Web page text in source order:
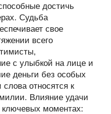
достичь
Судьба
свое
всего
с улыбкой на лице и
деньги без особых
относятся к
Влияние удачи
ключевых моментах: